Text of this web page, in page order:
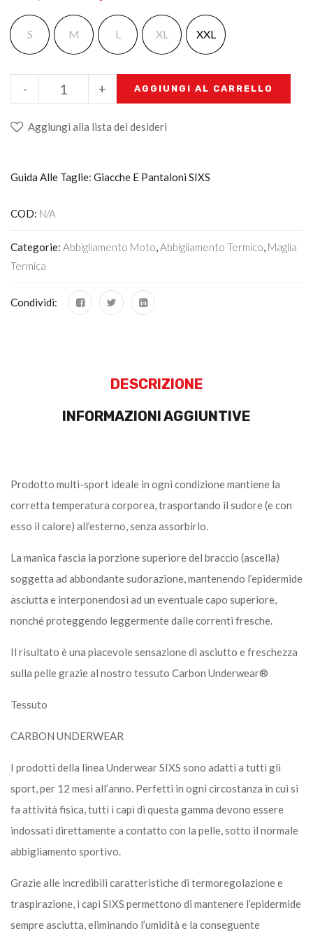
S M L XL XXL
+
- AGGIUNGI AL CARRELLO
Aggiungi alla lista dei desideri
Guida Alle Taglie: Giacche E Pantaloni SIXS
COD: N/A
Categorie: Abbigliamento Moto,Abbigliamento Termico, Maglia
Termica
Condividi:
DESCRIZIONE
INFORMAZIONI AGGIUNTIVE
Prodotto multi-sport ideale in ogni condizione mantiene la
corretta temperatura corporea, trasportando il sudore (e con
esso il calore) all’esterno, senza assorbirlo.
La manica fascia la porzione superiore del braccio (ascella)
soggetta ad abbondante sudorazione, mantenendo l’epidermide
asciutta e interponendosi ad un eventuale capo superiore,
nonché proteggendo leggermente dalle correnti fresche.
Il risultato è una piacevole sensazione di asciutto e freschezza
sulla pelle grazie al nostro tessuto Carbon Underwear®
Tessuto
CARBON UNDERWEAR
I prodotti della linea Underwear SIXS sono adatti a tutti gli
sport, per 12 mesi all’anno. Perfetti in ogni circostanza in cui si
fa attività fisica, tutti i capi di questa gamma devono essere
indossati direttamente a contatto con la pelle, sotto il normale
abbigliamento sportivo.
Grazie alle incredibili caratteristiche di termoregolazione e
traspirazione, i capi SIXS permettono di mantenere l’epidermide
sempre asciutta, eliminando l’umidità e la conseguente